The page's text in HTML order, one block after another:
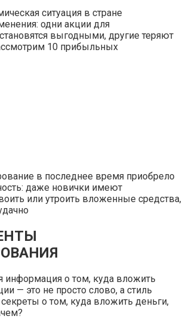
ситуация в стране
одни акции для
выгодными, другие теряют
10 прибыльных
в последнее время приобрело
даже новички имеют
или утроить вложенные средства,
информация о том, куда вложить
— это не просто слово, а стиль
о том, куда вложить деньги,